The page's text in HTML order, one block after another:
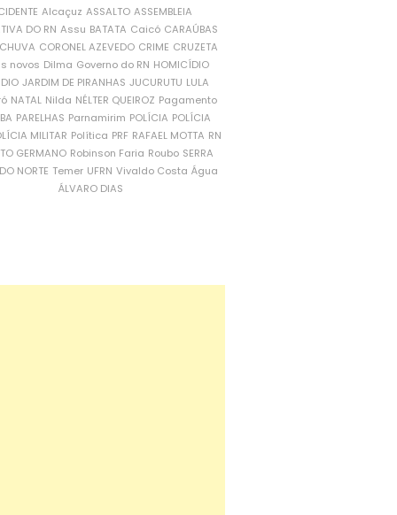
Alcaçuz ASSALTO ASSEMBLEIA
DO RN Assu BATATA Caicó CARAÚBAS
CORONEL AZEVEDO CRIME CRUZETA
novos Dilma Governo do RN HOMICÍDIO
JARDIM DE PIRANHAS JUCURUTU LULA
NATAL Nilda NÉLTER QUEIROZ Pagamento
PARELHAS Parnamirim POLÍCIA POLÍCIA
MILITAR Política PRF RAFAEL MOTTA RN
GERMANO Robinson Faria Roubo SERRA
NORTE Temer UFRN Vivaldo Costa Água
ÁLVARO DIAS